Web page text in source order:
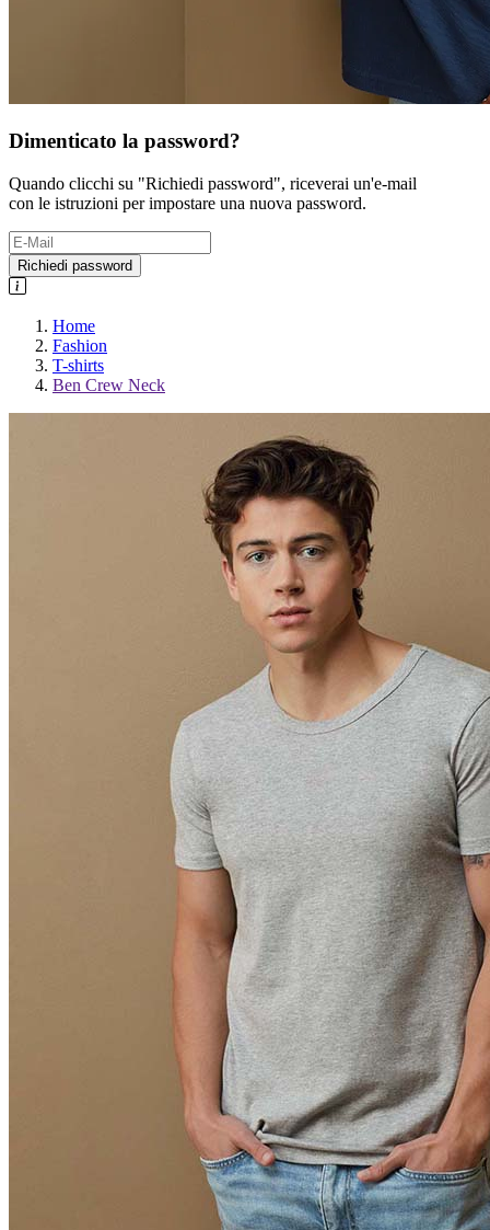
Dimenticato la password?
Quando clicchi su "Richiedi password", riceverai un'e-mail
con le istruzioni per impostare una nuova password.
Richiedi password
Home
Fashion
T-shirts
Ben Crew Neck